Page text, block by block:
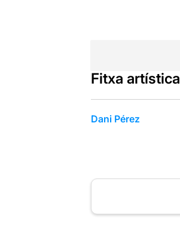
Fitxa artística
Dani Pérez